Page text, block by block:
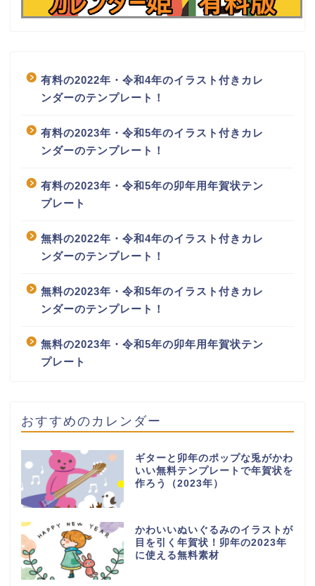
有料の2022年・令和4年のイラスト付きカレ
ンダーのテンプレート！
有料の2023年・令和5年のイラスト付きカレ
ンダーのテンプレート！
有料の2023年・令和5年の卯年用年賀状テン
プレート
無料の2022年・令和4年のイラスト付きカレ
ンダーのテンプレート！
無料の2023年・令和5年のイラスト付きカレ
ンダーのテンプレート！
無料の2023年・令和5年の卯年用年賀状テン
プレート
おすすめのカレンダー
ギターと卯年のポップな兎がかわ
いい無料テンプレートで年賀状を
作ろう（2023年）
かわいいぬいぐるみのイラストが
目を引く年賀状！卯年の2023年
に使える無料素材